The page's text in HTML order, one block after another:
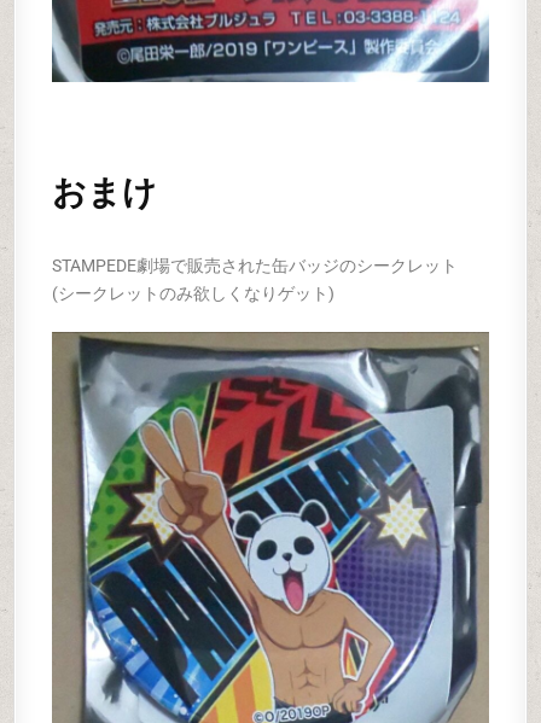
おまけ
STAMPEDE劇場で販売された缶バッジのシークレット
(シークレットのみ欲しくなりゲット)